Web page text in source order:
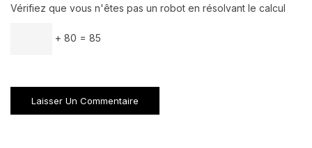
Vérifiez que vous n'êtes pas un robot en résolvant le calcul
+ 80 = 85